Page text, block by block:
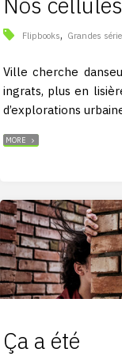
Flipbooks, Grandes
Ville cherche
ingrats, plus en
d’explorations
MORE"NOS
CELLULES"
Ça a été